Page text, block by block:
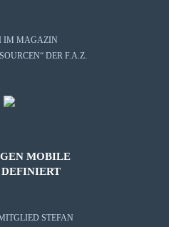
IM MAGAZIN
DER F.A.Z.
MOBILE
STEFAN